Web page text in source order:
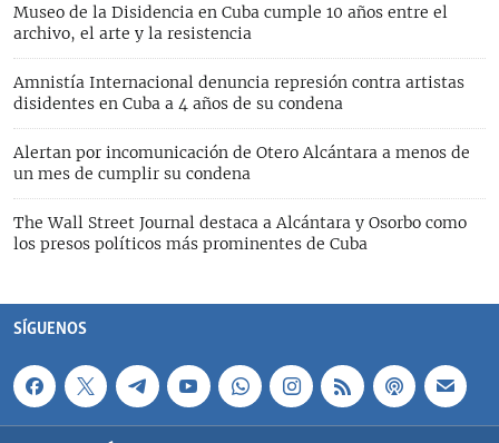
Museo de la Disidencia en Cuba cumple 10 años entre el
archivo, el arte y la resistencia
Amnistía Internacional denuncia represión contra artistas
disidentes en Cuba a 4 años de su condena
Alertan por incomunicación de Otero Alcántara a menos de
un mes de cumplir su condena
The Wall Street Journal destaca a Alcántara y Osorbo como
los presos políticos más prominentes de Cuba
SÍGUENOS